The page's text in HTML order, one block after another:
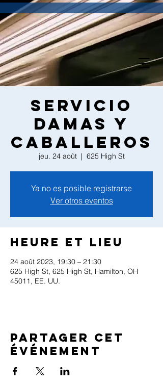
Servicio
Damas y
Caballeros
jeu. 24 août
  |
625 High St
Ya no es posible registrarse
Ver otros eventos
Heure et lieu
24 août 2023, 19:30 – 21:30
625 High St, 625 High St, Hamilton, OH
45011, EE. UU.
Partager cet
événement